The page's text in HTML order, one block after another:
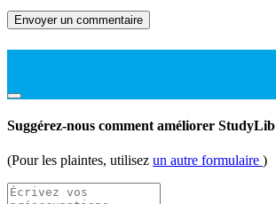
Envoyer un commentaire
Suggérez-nous comment améliorer StudyLib
(Pour les plaintes, utilisez un autre formulaire )